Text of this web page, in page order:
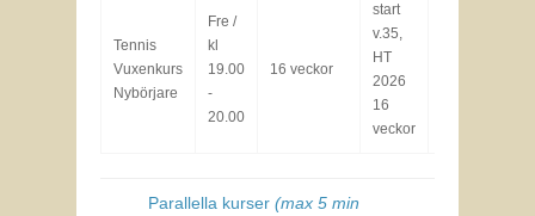
Tennis
Vuxenkurs
Nybörjare
Fre /
kl
19.00
-
20.00
16 veckor
start
v.35,
HT
2026
16
veckor
Parallella kurser (max 5 min